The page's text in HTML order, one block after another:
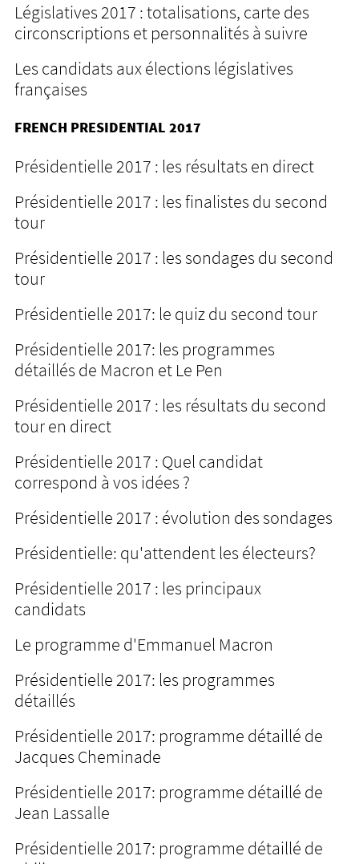
Législatives 2017 : totalisations, carte des
circonscriptions et personnalités à suivre
Les candidats aux élections législatives
françaises
FRENCH PRESIDENTIAL 2017
Présidentielle 2017 : les résultats en direct
Présidentielle 2017 : les finalistes du second
tour
Présidentielle 2017 : les sondages du second
tour
Présidentielle 2017: le quiz du second tour
Présidentielle 2017: les programmes
détaillés de Macron et Le Pen
Présidentielle 2017 : les résultats du second
tour en direct
Présidentielle 2017 : Quel candidat
correspond à vos idées ?
Présidentielle 2017 : évolution des sondages
Présidentielle: qu'attendent les électeurs?
Présidentielle 2017 : les principaux
candidats
Le programme d'Emmanuel Macron
Présidentielle 2017: les programmes
détaillés
Présidentielle 2017: programme détaillé de
Jacques Cheminade
Présidentielle 2017: programme détaillé de
Jean Lassalle
Présidentielle 2017: programme détaillé de